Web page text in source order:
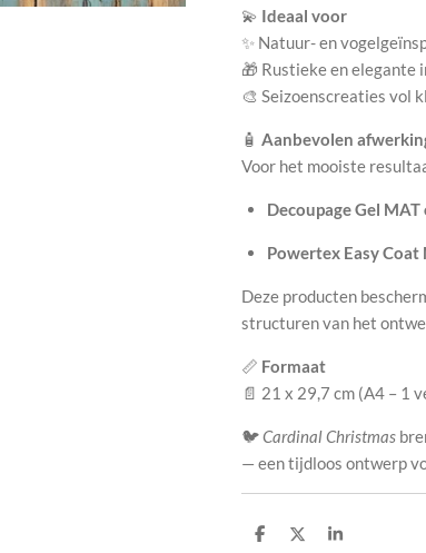
💫 Ideaal voor
✨ Natuur- en
🎁 Rustieke en
🎨 Seizoenscreaties vol
🧴 Aanbevolen
Voor het mooiste
Decoupage Gel MAT
Powertex Easy Coat
Deze producten
structuren van het
📏 Formaat
📄 21 x 29,7 cm (A4 – 1
🐦Cardinal Christmas
— een tijdloos ontwerp
D
D
S